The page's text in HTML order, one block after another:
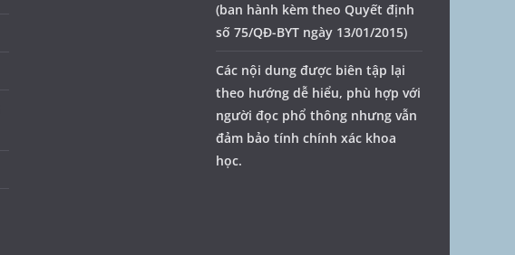
(ban hành kèm theo Quyết định
số 75/QĐ-BYT ngày 13/01/2015)
Các nội dung được biên tập lại
theo hướng dễ hiểu, phù hợp với
người đọc phổ thông nhưng vẫn
đảm bảo tính chính xác khoa
học.